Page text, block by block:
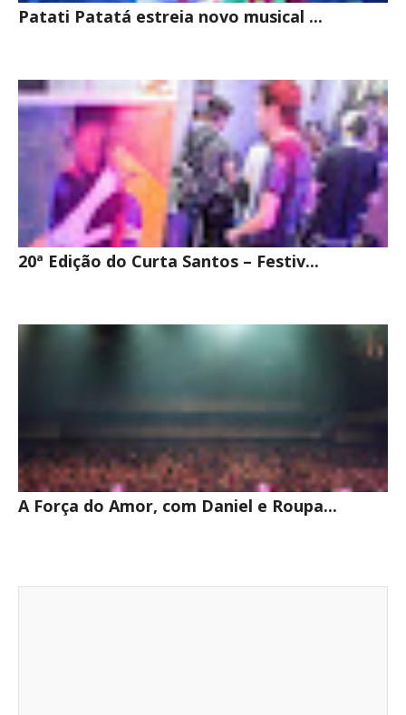
Patati Patatá estreia novo musical ...
20ª Edição do Curta Santos – Festiv...
A Força do Amor, com Daniel e Roupa...